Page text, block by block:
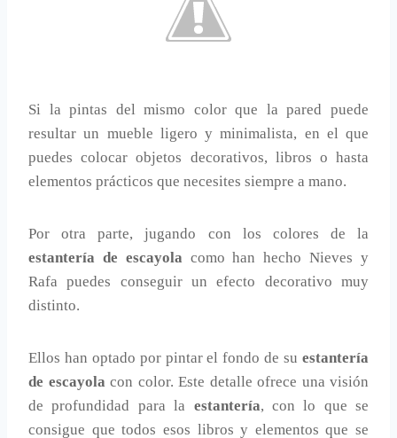
Si la pintas del mismo color que la pared puede
resultar un mueble ligero y minimalista, en el que
puedes colocar objetos decorativos, libros o hasta
elementos prácticos que necesites siempre a mano.
Por otra parte, jugando con los colores de la
estantería de escayola como han hecho Nieves y
Rafa puedes conseguir un efecto decorativo muy
distinto.
Ellos han optado por pintar el fondo de su estantería
de escayola con color. Este detalle ofrece una visión
de profundidad para la estantería, con lo que se
consigue que todos esos libros y elementos que se